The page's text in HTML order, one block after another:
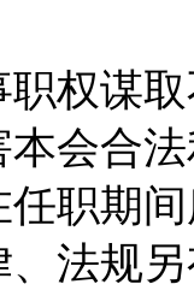
职权谋
本会合
任职期
法规